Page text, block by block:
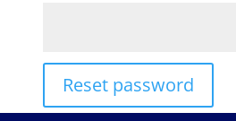
Reset password